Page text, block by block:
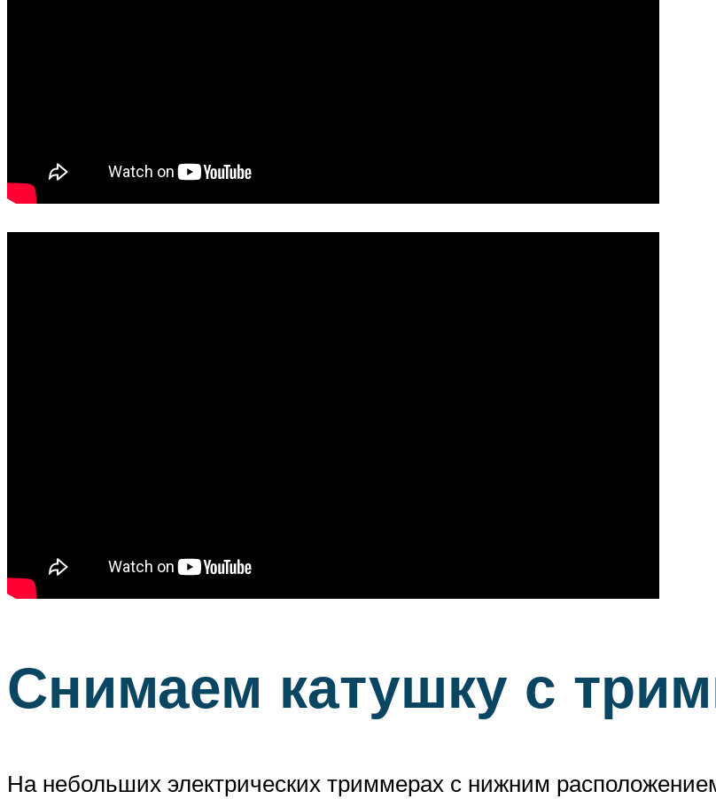
Снимаем катушку с
На небольших электрических триммерах с нижним